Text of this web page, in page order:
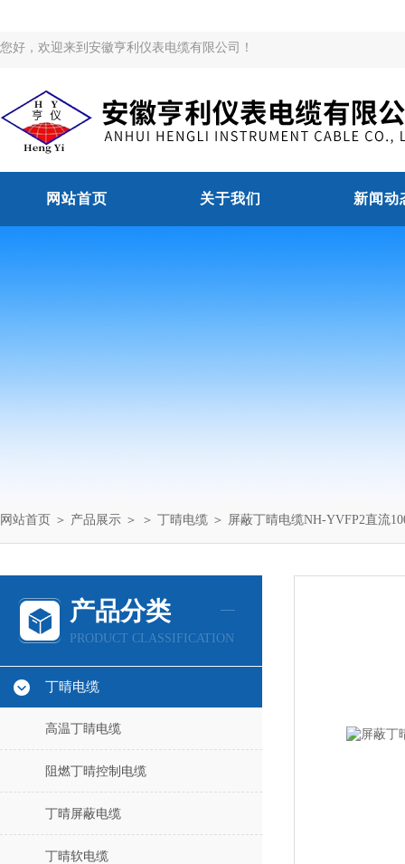
您好，欢迎来到安徽亨利仪表电缆有限公司！
网站首页 关于我们 新闻动
网站首页 ＞ 产品展示 ＞ ＞ 丁晴电缆 ＞ 屏蔽丁晴电缆NH-YVFP2直流
产品分类
PRODUCT CLASSIFICATION
丁晴电缆
高温丁睛电缆
阻燃丁晴控制电缆
丁晴屏蔽电缆
丁晴软电缆